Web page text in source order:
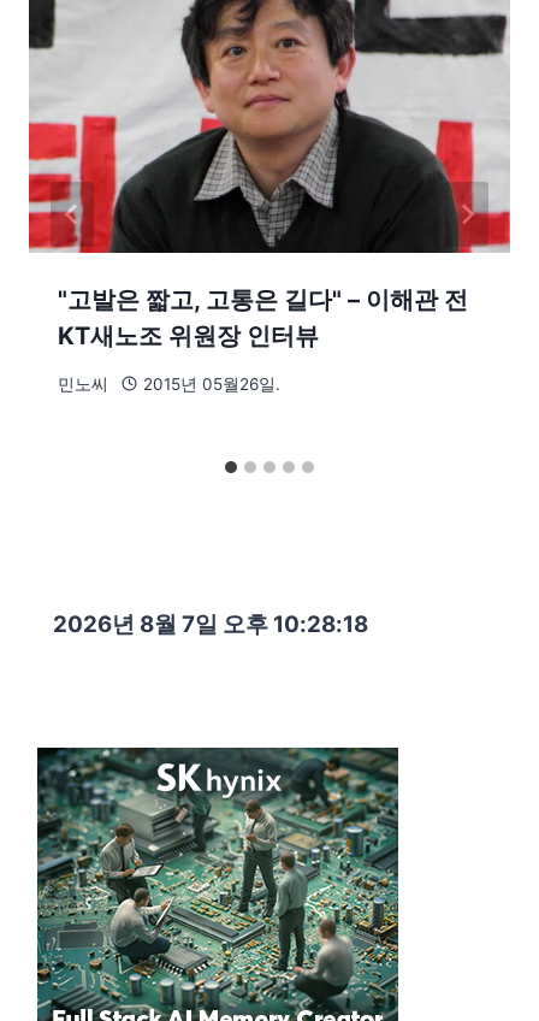
"고발은 짧고, 고통은 길다" – 이해관 전
KT새노조 위원장 인터뷰
민노씨 2015년 05월26일.
2026년 8월 7일 오후 10:28:20